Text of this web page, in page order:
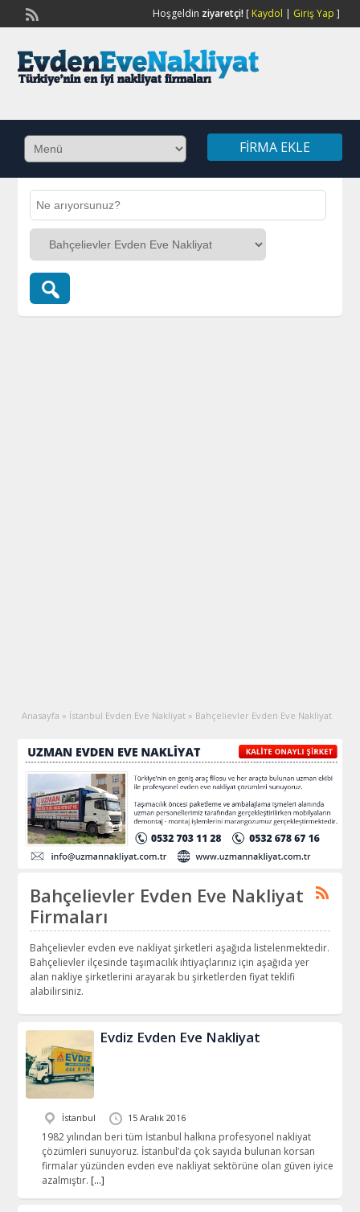
Hoşgeldin ziyaretçi![ Kaydol | Giriş Yap ]
FIRMA EKLE
Anasayfa » İstanbul Evden Eve Nakliyat » Bahçelievler Evden Eve Nakliyat
Bahçelievler Evden Eve Nakliyat
Firmaları
Bahçelievler evden eve nakliyat şirketleri aşağıda listelenmektedir.
Bahçelievler ilçesinde taşımacılık ihtiyaçlarınız için aşağıda yer
alan nakliye şirketlerini arayarak bu şirketlerden fiyat teklifi
alabilirsiniz.
Evdiz Evden Eve Nakliyat
İstanbul 15 Aralık 2016
1982 yılından beri tüm İstanbul halkına profesyonel nakliyat
çözümleri sunuyoruz. İstanbul’da çok sayıda bulunan korsan
firmalar yüzünden evden eve nakliyat sektörüne olan güven iyice
azalmıştır. […]